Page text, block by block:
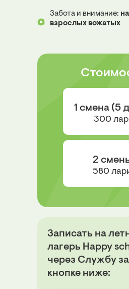
Забота и внимание:
взрослых вожатых
Записать на
лагерь Happy
через Службу
кнопке ниже:
300
1 смена (5
580
2